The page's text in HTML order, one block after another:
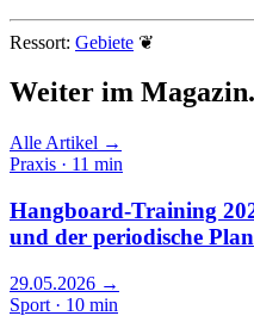
Ressort: Gebiete ❦
Weiter im Magazin.
Alle Artikel →
Praxis · 11 min
Hangboard-Training
und der periodische Plan
29.05.2026 →
Sport · 10 min